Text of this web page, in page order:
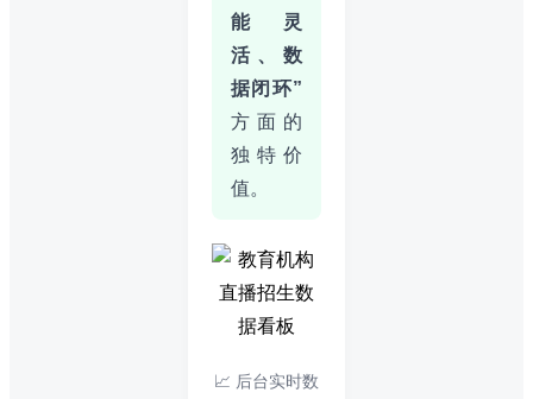
能灵
活、数
据闭环”
方面的
独特价
值。
📈 后台实时数